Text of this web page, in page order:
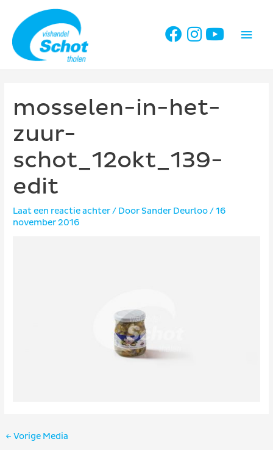
inhoud
mosselen-in-het-
zuur-
schot_12okt_139-
edit
Laat een reactie achter/ DoorSander Deurloo/16
november 2016
Bericht
← Vorige Media